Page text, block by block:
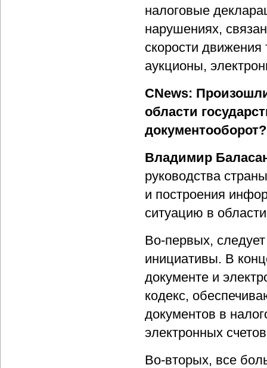
налоговые
нарушениях,
скорости движения
аукционы,
CNews:
области
документооборот?
Владимир
руководства
и построения
ситуацию в
Во-первых,
инициативы. В
документе и
кодекс,
документов в
электронных
Во-вторых, все